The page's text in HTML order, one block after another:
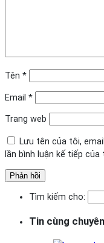
Tên *
Email *
Trang web
Lưu tên của tôi,
lần bình luận kế tiếp của
Tìm kiếm cho:
Tin cùng